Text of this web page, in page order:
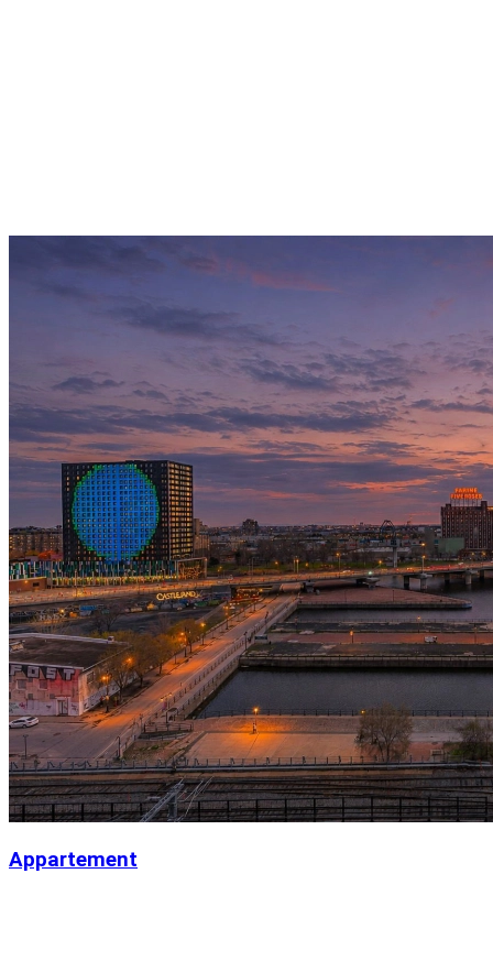
Appartement